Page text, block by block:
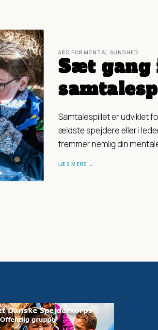
ABC FOR MENTAL SUNDHED
Sæt gang
Samtalespillet er udviklet
ældste spejdere eller i
fremmer nemlig din
LÆS MERE